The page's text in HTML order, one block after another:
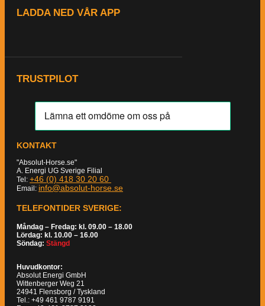
LADDA NED VÅR APP
TRUSTPILOT
KONTAKT
"Absolut-Horse.se"
A. Energi UG Sverige Filial
Tel: +46 (0) 418 30 20 60
Email: info@absolut-horse.se
TELEFONTIDER SVERIGE:
Måndag – Fredag: kl. 09.00 – 18.00
Lördag: kl. 10.00 – 16.00
Söndag: Stängd
Huvudkontor:
Absolut Energi GmbH
Wittenberger Weg 21
24941 Flensborg / Tyskland
Tel.: +49 461 9787 9191